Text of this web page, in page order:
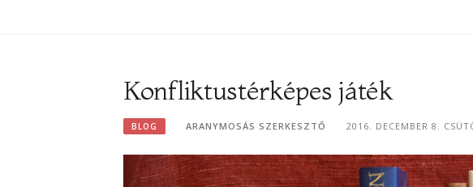
Konfliktustérképes játék
BLOG ARANYMOSÁS SZERKESZTŐ 2016. DECEMBER 8.